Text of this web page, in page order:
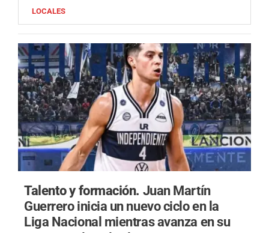
LOCALES
Talento y formación. Juan Martín
Guerrero inicia un nuevo ciclo en la
Liga Nacional mientras avanza en su